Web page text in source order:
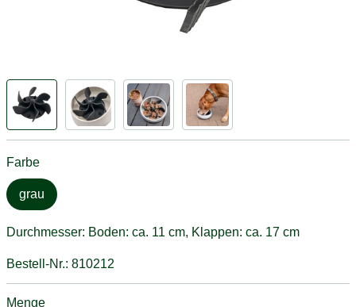
Farbe
grau
Durchmesser: Boden: ca. 11 cm, Klappen: ca. 17 cm
Bestell-Nr.: 810212
Menge